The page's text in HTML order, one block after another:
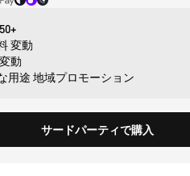
50+
変動
変動
用途 地域プロモーション
サードパーティで購入